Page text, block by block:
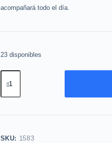
acompañará todo el día.
23 disponibles
roll
on
cyzone
SKU: 1583